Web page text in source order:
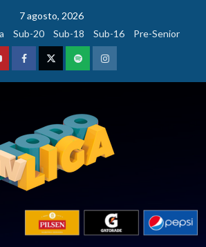
7 agosto, 2026
Sub-20 Sub-18 Sub-16 Pre-Senior
FacebookTwitterPodcastInstagram